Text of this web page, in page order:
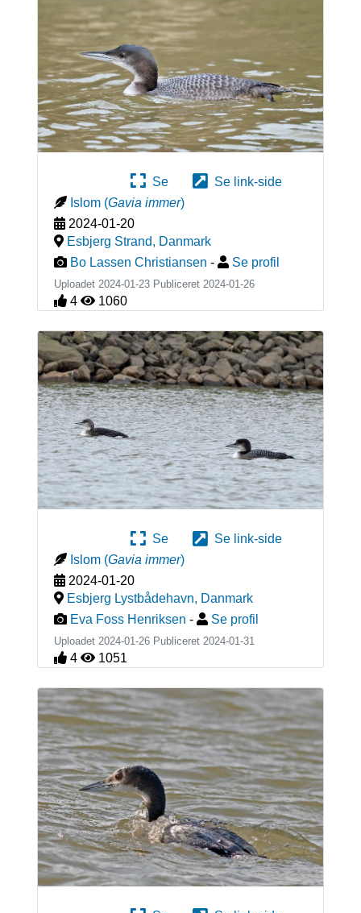
Se
Se link-side
Islom (Gavia immer)
2024-01-20
Esbjerg Strand, Danmark
Bo Lassen Christiansen - Se profil
Uploadet 2024-01-23 Publiceret 2024-01-26
4 1060
Se
Se link-side
Islom (Gavia immer)
2024-01-20
Esbjerg Lystbådehavn, Danmark
Eva Foss Henriksen - Se profil
Uploadet 2024-01-26 Publiceret 2024-01-31
4 1051